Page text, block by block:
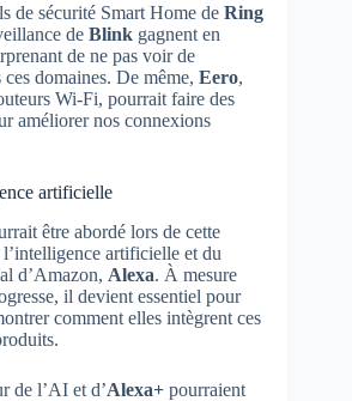
de sécurité Smart Home de Ring
de Blink gagnent en
de ne pas voir de
domaines. De même, Eero,
Wi-Fi, pourrait faire des
améliorer nos connexions
artificielle
être abordé lors de cette
artificielle et du
d’Amazon, Alexa. À mesure
il devient essentiel pour
comment elles intègrent ces
de l’AI et d’Alexa+ pourraient